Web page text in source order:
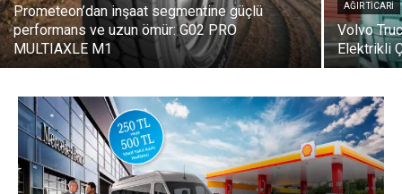
Prometeon’dan inşaat segmentine güçlü
performans ve uzun ömür: G02 PRO
MULTIAXLE M1
AĞIR TICARI
Volvo
Elektrikli